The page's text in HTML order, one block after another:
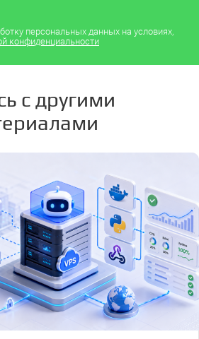
персональных данных на условиях,
конфиденциальности
с другими